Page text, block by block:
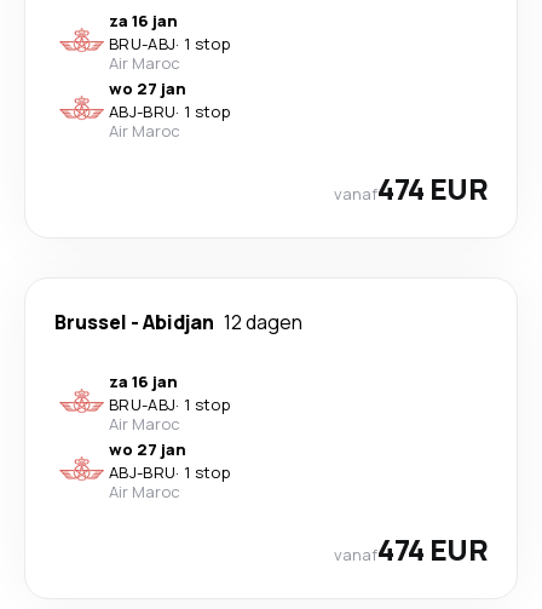
za 16 jan
BRU-ABJ· 1 stop
Air Maroc
wo 27 jan
ABJ-BRU· 1 stop
Air Maroc
vanaf474 EUR
Brussel -Abidjan 12 dagen
za 16 jan
BRU-ABJ· 1 stop
Air Maroc
wo 27 jan
ABJ-BRU· 1 stop
Air Maroc
vanaf474 EUR